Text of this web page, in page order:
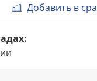
Добавить в